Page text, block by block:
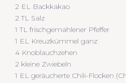
2 EL Backkakao
2 TL Salz
1 TL frischgemahlener Pfeffer
1 EL Kreuzkümmel ganz
4 Knoblauchzehen
2 kleine Zwiebeln
1 EL geräucherte Chili-Flocken